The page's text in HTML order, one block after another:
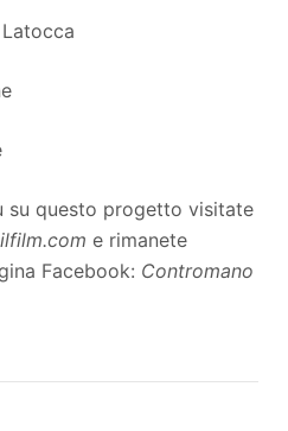
su questo progetto visitate
e rimanete
Facebook: Contromano